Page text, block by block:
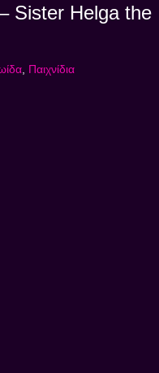
Sister Helga the
Παιχνίδια